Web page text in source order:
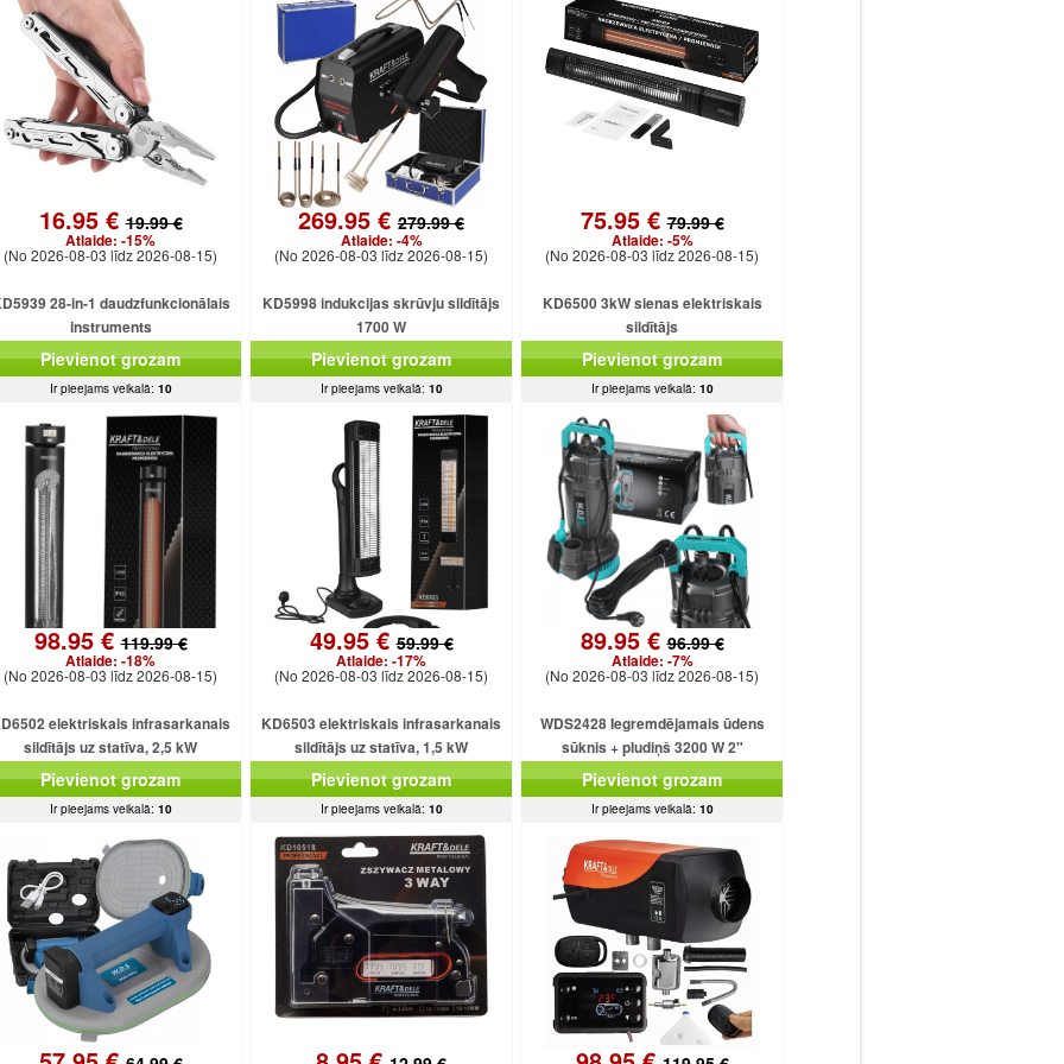
16.95 €19.99 €
Atlaide: -15%
(No 2026-08-03 līdz 2026-08-15)
28-in-1 daudzfunkcionālais
instruments
Pievienot grozam
Ir pieejams veikalā: 10
269.95 € 279.99 €
Atlaide: -4%
(No 2026-08-03 līdz 2026-08-15)
KD5998 indukcijas skrūvju sildītājs
1700 W
Pievienot grozam
Ir pieejams veikalā: 10
75.95 €79.99 €
Atlaide: -5%
(No 2026-08-03 līdz 2026-08-15)
KD6500 3kW sienas elektriskais
sildītājs
Pievienot grozam
Ir pieejams veikalā: 10
98.95 €119.99 €
Atlaide: -18%
(No 2026-08-03 līdz 2026-08-15)
elektriskais infrasarkanais
sildītājs uz statīva, 2,5 kW
Pievienot grozam
Ir pieejams veikalā: 10
49.95 €59.99 €
Atlaide: -17%
(No 2026-08-03 līdz 2026-08-15)
KD6503 elektriskais infrasarkanais
sildītājs uz statīva, 1,5 kW
Pievienot grozam
Ir pieejams veikalā: 10
89.95 €96.99 €
Atlaide: -7%
(No 2026-08-03 līdz 2026-08-15)
WDS2428 Iegremdējamais ūdens
sūknis + pludiņš 3200 W 2"
Pievienot grozam
Ir pieejams veikalā: 10